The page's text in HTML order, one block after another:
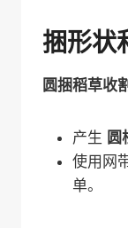
捆形状
圆捆稻草收
产生 圆
使用网
单。